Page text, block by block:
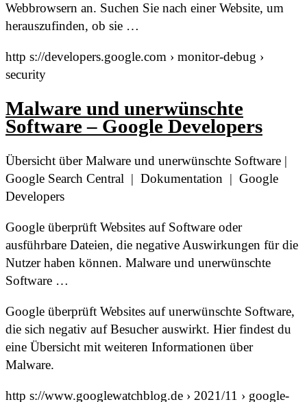
Webbrowsern an. Suchen Sie nach einer Website, um
herauszufinden, ob sie …
http s://developers.google.com › monitor-debug ›
security
Malware und unerwünschte
Software – Google Developers
Übersicht über Malware und unerwünschte Software |
Google Search Central | Dokumentation | Google
Developers
Google überprüft Websites auf Software oder
ausführbare Dateien, die negative Auswirkungen für die
Nutzer haben können. Malware und unerwünschte
Software …
Google überprüft Websites auf unerwünschte Software,
die sich negativ auf Besucher auswirkt. Hier findest du
eine Übersicht mit weiteren Informationen über
Malware.
http s://www.googlewatchblog.de › 2021/11 › google-